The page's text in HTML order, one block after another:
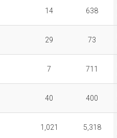
14 638
29 73
7 711
40 400
1,021 5,318